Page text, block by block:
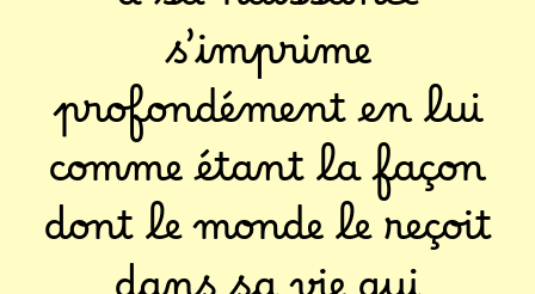
s’imprime
profondément en lui
comme étant la façon
dont le monde le reçoit